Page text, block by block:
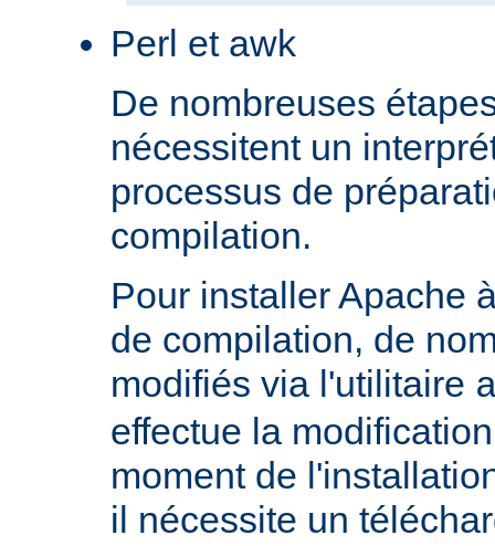
Perl et awk
De nombreuses
nécessitent un
processus de
compilation.
Pour installer Apache
de compilation, de
modifiés via l'utilitaire
effectue la
moment de
il nécessite un